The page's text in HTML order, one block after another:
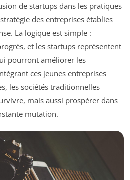
de startups dans les pratiques
des entreprises établies
La logique est simple :
et les startups représentent
pourront améliorer les
ces jeunes entreprises
les sociétés traditionnelles
mais aussi prospérer dans
mutation.